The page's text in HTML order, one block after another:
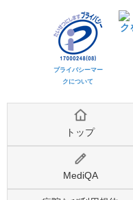
プライバシーマー
クについて
トップ
MediQA